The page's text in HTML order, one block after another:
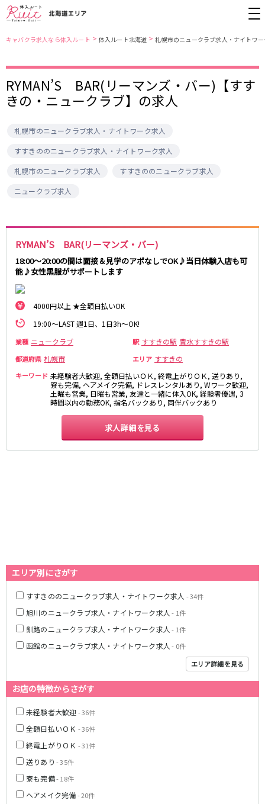
キャバクラ求人なら体入ルート > 体入ルート北海道 >札幌市のニュークラブ求人・ナイトワ
RYMAN’S BAR(リーマンズ・バー)【すす
きの・ニュークラブ】の求人
札幌市のニュークラブ求人・ナイトワーク求人
すすきののニュークラブ求人・ナイトワーク求人
札幌市のニュークラブ求人
すすきののニュークラブ求人
ニュークラブ求人
RYMAN’S BAR(リーマンズ・バー)
18:00～20:00の間は面接＆見学のアポなしでOK♪当日体験入店も可
能♪女性黒服がサポートします
4000円以上 ★全額日払いOK
19:00～LAST 週1日、1日3h～OK!
業種 ニュークラブ 駅 すすきの駅 豊水すすきの駅
都道府県 札幌市 エリア すすきの
キーワード 未経験者大歓迎, 全額日払いＯＫ, 終電上がりＯＫ, 送りあり,
寮も完備, ヘアメイク完備, ドレスレンタルあり, Wワーク歓迎,
土曜も営業, 日曜も営業, 友達と一緒に体入OK, 経験者優遇, 3
時間以内の勤務OK, 指名バックあり, 同伴バックあり
求人詳細を見る
エリア別にさがす
すすきののニュークラブ求人・ナイトワーク求人 - 34件
旭川のニュークラブ求人・ナイトワーク求人 - 1件
釧路のニュークラブ求人・ナイトワーク求人 - 1件
函館のニュークラブ求人・ナイトワーク求人 - 0件
エリア詳細を見る
お店の特徴からさがす
未経験者大歓迎- 36件
全額日払いＯＫ - 36件
終電上がりＯＫ - 31件
送りあり - 35件
寮も完備- 18件
ヘアメイク完備- 20件
札幌市
すすきの
函館市
函館
釧路市
釧路
該当求人
札幌市営地下鉄南北線
すすきの駅 大通駅
札幌市営地下鉄東豊線
豊水すすきの駅
栄町駅
大通駅
札幌市電山鼻線
JR函館本線(小樽～旭川)
旭川駅
函館市電２系統
中央病院前駅 五稜郭公園前駅
JR釧網本線
JR富良野線